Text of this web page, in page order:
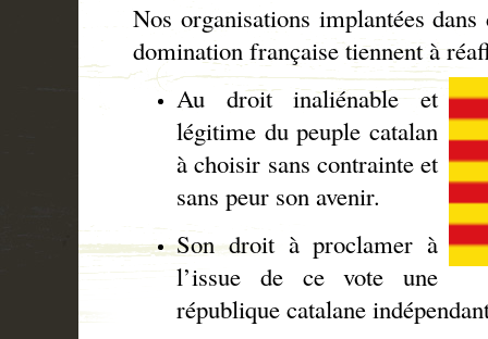
Nos organisations implantées dans
domination française tiennent à
Au droit inaliénable et
légitime du peuple catalan
à choisir sans contrainte et
sans peur son avenir.
Son droit à proclamer à
l’issue de ce vote une
république catalane